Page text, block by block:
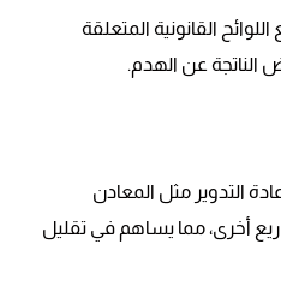
القانونية المتعلقة
الناتجة عن الهدم.
التدوير مثل المعادن
أخرى، مما يساهم في تقليل